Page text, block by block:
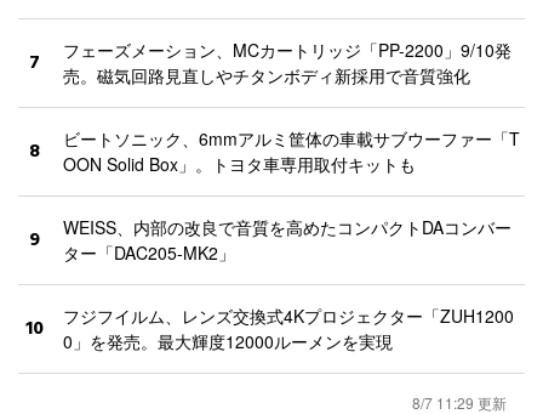
7
フェーズメーション、MCカートリッジ「PP-2200」9/10発
売。磁気回路見直しやチタンボディ新採用で音質強化
8
ビートソニック、6mmアルミ筐体の車載サブウーファー「T
OON Solid Box」。トヨタ車専用取付キットも
9
WEISS、内部の改良で音質を高めたコンパクトDAコンバー
ター「DAC205-MK2」
10
フジフイルム、レンズ交換式4Kプロジェクター「ZUH1200
0」を発売。最大輝度12000ルーメンを実現
8/7 11:29 更新